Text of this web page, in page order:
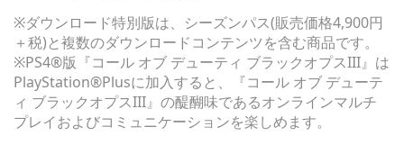
※ダウンロード特別版は、シーズンパス(販売価格4,900円
＋税)と複数のダウンロードコンテンツを含む商品です。
※PS4®版『コール オブ デューティ ブラックオプスIII』は
PlayStation®Plusに加入すると、『コール オブ デューテ
ィ ブラックオプスIII』の醍醐味であるオンラインマルチ
プレイおよびコミュニケーションを楽しめます。